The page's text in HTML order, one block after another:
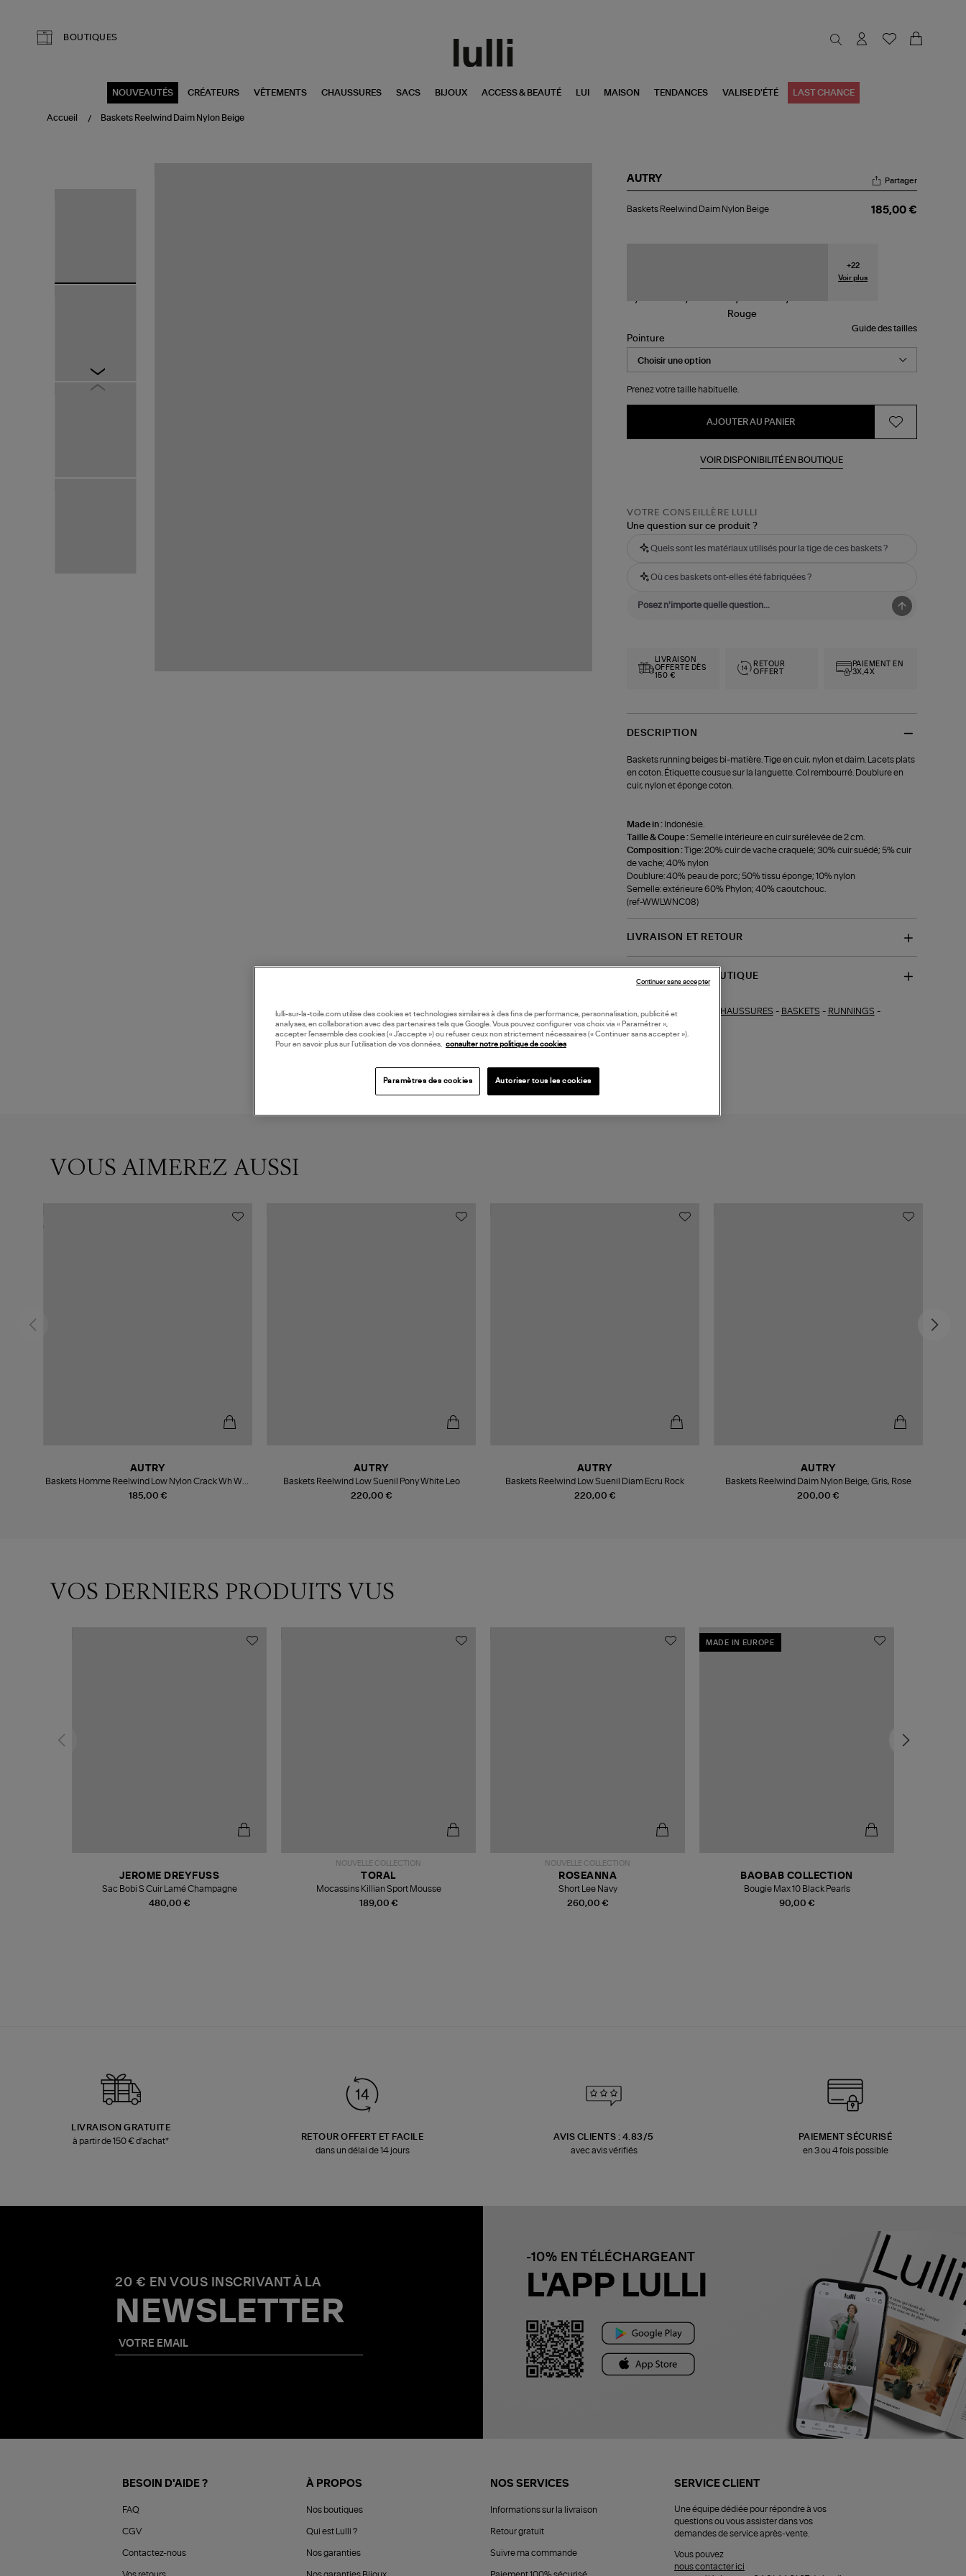
BOUTIQUES
NOUVEAUTÉS CRÉATEURS VÊTEMENTS CHAUSSURES SACS BIJOUX ACCESS & BEAUTÉ LUI MAISON TENDANCES VALISE D'ÉTÉ LAST CHANCE
Accueil Baskets Reelwind Daim Nylon Beige
AUTRY
Reelwind
Partager
Baskets Reelwind Daim Nylon Beige 185,00 €
+22
Voir plus
Guide des tailles
Pointure
Prenez votre taille habituelle.
AJOUTER AU PANIER
VOIR DISPONIBILITÉ EN BOUTIQUE
VOTRE CONSEILLÈRE LULLI
Une question sur ce produit ?
Quels sont les matériaux utilisés pour la tige de ces baskets ?
Où ces baskets ont-elles été fabriquées ?
LIVRAISON
OFFERTE DÈS
150 €
RETOUR
OFFERT
PAIEMENT EN
3X,4X
DESCRIPTION
Baskets running beiges bi-matière. Tige en cuir, nylon et daim. Lacets plats
en coton. Étiquette cousue sur la languette. Col rembourré. Doublure en
cuir, nylon et éponge coton.
Made in : Indonésie.
Taille & Coupe :Semelle intérieure en cuir surélevée de 2 cm.
Composition :Tige: 20% cuir de vache craquelé; 30% cuir suédé; 5% cuir
de vache; 40% nylon
Doublure: 40% peau de porc; 50% tissu éponge; 10% nylon
Semelle: extérieure 60% Phylon; 40% caoutchouc.
(ref-WWLWNC08)
LIVRAISON ET RETOUR
DISPONIBILITÉ BOUTIQUE
Collections similaires : CHAUSSURES - BASKETS - RUNNINGS -
BASKETS COLOREES
VOUS AIMEREZ AUSSI
185,00 €
AUTRY
Baskets Homme Reelwind Low Nylon Crack Wh Wht
Pep
220,00 €
AUTRY
Baskets Reelwind Low Suenil Pony White Leo
220,00 €
AUTRY
Baskets Reelwind Low Suenil Diam Ecru Rock
200,00 €
AUTRY
Baskets Reelwind Daim Nylon Beige, Gris, Rose
VOS DERNIERS PRODUITS VUS
480,00 €
JEROME DREYFUSS
Sac Bobi S Cuir Lamé Champagne
NOUVELLE COLLECTION
189,00 €
TORAL
Mocassins Killian Sport Mousse
NOUVELLE COLLECTION
260,00 €
ROSEANNA
Short Lee Navy
MADE IN EUROPE
90,00 €
BAOBAB COLLECTION
Bougie Max 10 Black Pearls
LIVRAISON GRATUITE
à partir de 150 € d'achat*
RETOUR OFFERT ET FACILE
dans un délai de 14 jours
AVIS CLIENTS : 4.83/5
avec avis vérifiés
PAIEMENT SÉCURISÉ
en 3 ou 4 fois possible
20 € EN VOUS INSCRIVANT À LA
NEWSLETTER
-10% EN TÉLÉCHARGEANT
L'APP LULLI
BESOIN D'AIDE ?
FAQ
CGV
Contactez-nous
Vos retours
À PROPOS
Nos boutiques
Qui est Lulli ?
Nos garanties
Nos garanties Bijoux
NOS SERVICES
Informations sur la livraison
Retour gratuit
Suivre ma commande
Paiement 100% sécurisé
SERVICE CLIENT
Une équipe dédiée pour répondre à vos
questions ou vous assister dans vos
demandes de service après-vente.
Vous pouvez
nous contacter ici
lulli-sur-la-toile.com utilise des cookies et technologies similaires à des fins de performance, personnalisation, publicité et
analyses, en collaboration avec des partenaires tels que Google. Vous pouvez configurer vos choix via « Paramétrer »,
accepter l’ensemble des cookies (« J’accepte ») ou refuser ceux non strictement nécessaires (« Continuer sans accepter »).
Pour en savoir plus sur l’utilisation de vos données, consulter notre politique de cookies
Paramètres des cookies Autoriser tous les cookies
Continuer sans accepter